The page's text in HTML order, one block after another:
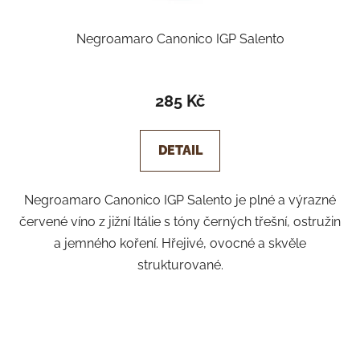
Negroamaro Canonico IGP Salento
285 Kč
DETAIL
Negroamaro Canonico IGP Salento je plné a výrazné
červené víno z jižní Itálie s tóny černých třešní, ostružin
a jemného koření. Hřejivé, ovocné a skvěle
strukturované.